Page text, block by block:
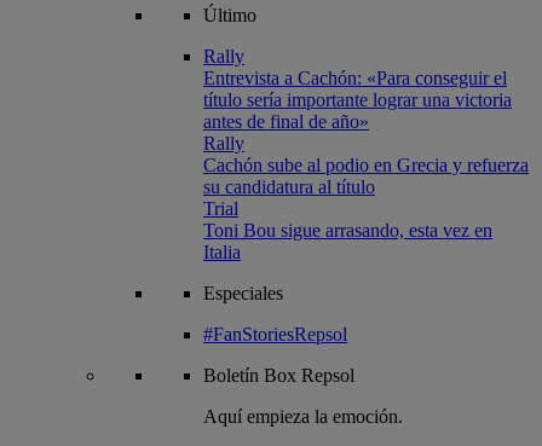
Último
Rally
Entrevista a Cachón: «Para conseguir el
título sería importante lograr una victoria
antes de final de año»
Rally
Cachón sube al podio en Grecia y refuerza
su candidatura al título
Trial
Toni Bou sigue arrasando, esta vez en
Italia
Especiales
#FanStoriesRepsol
Boletín Box Repsol
Aquí empieza la emoción.